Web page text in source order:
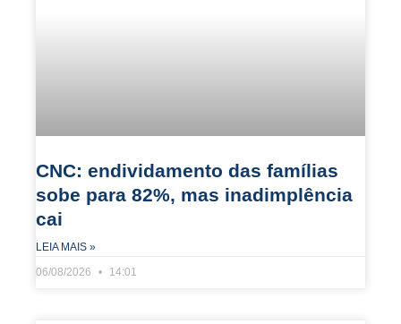
CNC: endividamento das famílias
sobe para 82%, mas inadimplência
cai
LEIA MAIS »
06/08/2026
14:01